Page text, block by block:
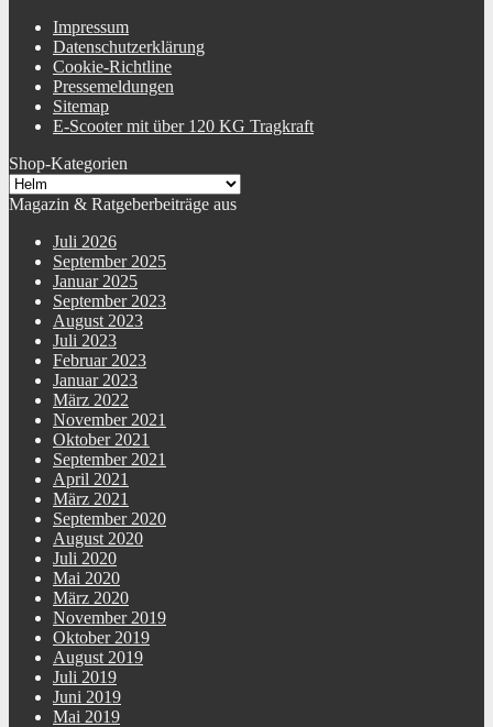
Impressum
Datenschutzerklärung
Cookie-Richtline
Pressemeldungen
Sitemap
E-Scooter mit über 120 KG Tragkraft
Shop-Kategorien
Magazin & Ratgeberbeiträge aus
Juli 2026
September 2025
Januar 2025
September 2023
August 2023
Juli 2023
Februar 2023
Januar 2023
März 2022
November 2021
Oktober 2021
September 2021
April 2021
März 2021
September 2020
August 2020
Juli 2020
Mai 2020
März 2020
November 2019
Oktober 2019
August 2019
Juli 2019
Juni 2019
Mai 2019